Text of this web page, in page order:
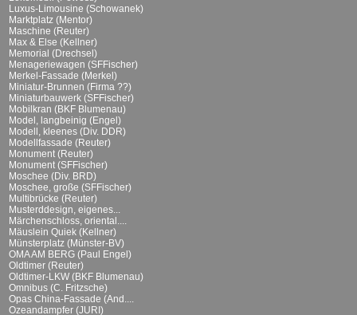
Luxus-Limousine (Schowanek)
Marktplatz (Mentor)
Maschine (Reuter)
Max & Else (Kellner)
Memorial (Drechsel)
Menageriewagen (SFFischer)
Merkel-Fassade (Merkel)
Miniatur-Brunnen (Firma ??)
Miniaturbauwerk (SFFischer)
Mobilkran (BKF Blumenau)
Model, langbeinig (Engel)
Modell, kleenes (Div. DDR)
Modellfassade (Reuter)
Monument (Reuter)
Monument (SFFischer)
Moschee (Div. BRD)
Moschee, große (SFFischer)
Multibrücke (Reuter)
Musterddesign, eigenes...
Märchenschloss, oriental....
Mäuslein Quiek (Kellner)
Münsterplatz (Münster-BV)
OMA AM BERG (Paul Engel)
Oldtimer (Reuter)
Oldtimer-LKW (BKF Blumenau)
Omnibus (C. Fritzsche)
Opas China-Fassade (And....
Ozeandampfer (JURI)